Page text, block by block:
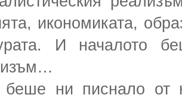
икономиката,
И началото
ни писнало от